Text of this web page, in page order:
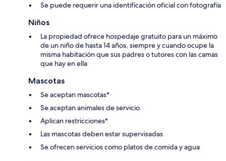
Se puede requerir una identificación oficial con fotografía
Niños
La propiedad ofrece hospedaje gratuito para un máximo
de un niño de hasta 14 años, siempre y cuando ocupe la
misma habitación que sus padres o tutores con las camas
que hay en ella
Mascotas
Se aceptan mascotas*
Se aceptan animales de servicio
Aplican restricciones*
Las mascotas deben estar supervisadas
Se ofrecen servicios como platos de comida y agua